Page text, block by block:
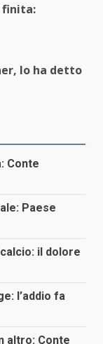
finita:
lo ha detto
Conte
Paese
il dolore
l’addio fa
altro: Conte